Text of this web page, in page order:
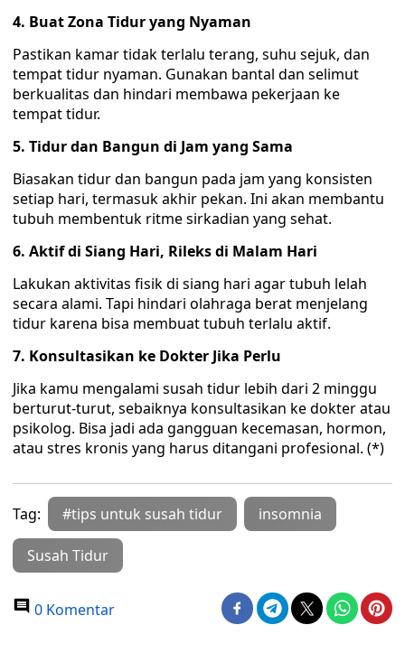
4. Buat Zona Tidur yang Nyaman
Pastikan kamar tidak terlalu terang, suhu sejuk, dan
tempat tidur nyaman. Gunakan bantal dan selimut
berkualitas dan hindari membawa pekerjaan ke
tempat tidur.
5. Tidur dan Bangun di Jam yang Sama
Biasakan tidur dan bangun pada jam yang konsisten
setiap hari, termasuk akhir pekan. Ini akan membantu
tubuh membentuk ritme sirkadian yang sehat.
6. Aktif di Siang Hari, Rileks di Malam Hari
Lakukan aktivitas fisik di siang hari agar tubuh lelah
secara alami. Tapi hindari olahraga berat menjelang
tidur karena bisa membuat tubuh terlalu aktif.
7. Konsultasikan ke Dokter Jika Perlu
Jika kamu mengalami susah tidur lebih dari 2 minggu
berturut-turut, sebaiknya konsultasikan ke dokter atau
psikolog. Bisa jadi ada gangguan kecemasan, hormon,
atau stres kronis yang harus ditangani profesional. (*)
Tag: #tips untuk susah tidur insomnia
Susah Tidur
0 Komentar